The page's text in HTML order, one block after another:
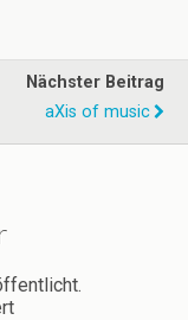
Nächster Beitrag
aXis of music